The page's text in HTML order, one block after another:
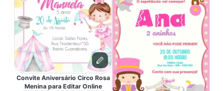
Convite Aniversário Circo Rosa
Menina para Editar Online